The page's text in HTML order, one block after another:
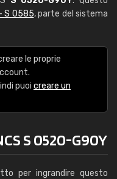
S 0585, parte del sistema
le proprie
puoi creare un
S 0520-G90Y
per ingrandire questo